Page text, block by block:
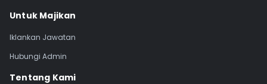
Untuk Majikan
Iklankan Jawatan
Hubungi Admin
Tentang Kami